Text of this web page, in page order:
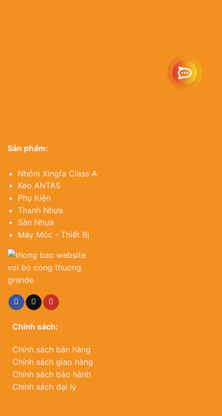
Sản phẩm:
Nhôm Xingfa Class A
Keo ANTAS
Phụ Kiện
Thanh Nhựa
Sàn Nhựa
Máy Móc - Thiết Bị
Chính sách:
Chính sách bán hàng
Chính sách giao hàng
Chính sách bảo hành
Chính sách đại lý